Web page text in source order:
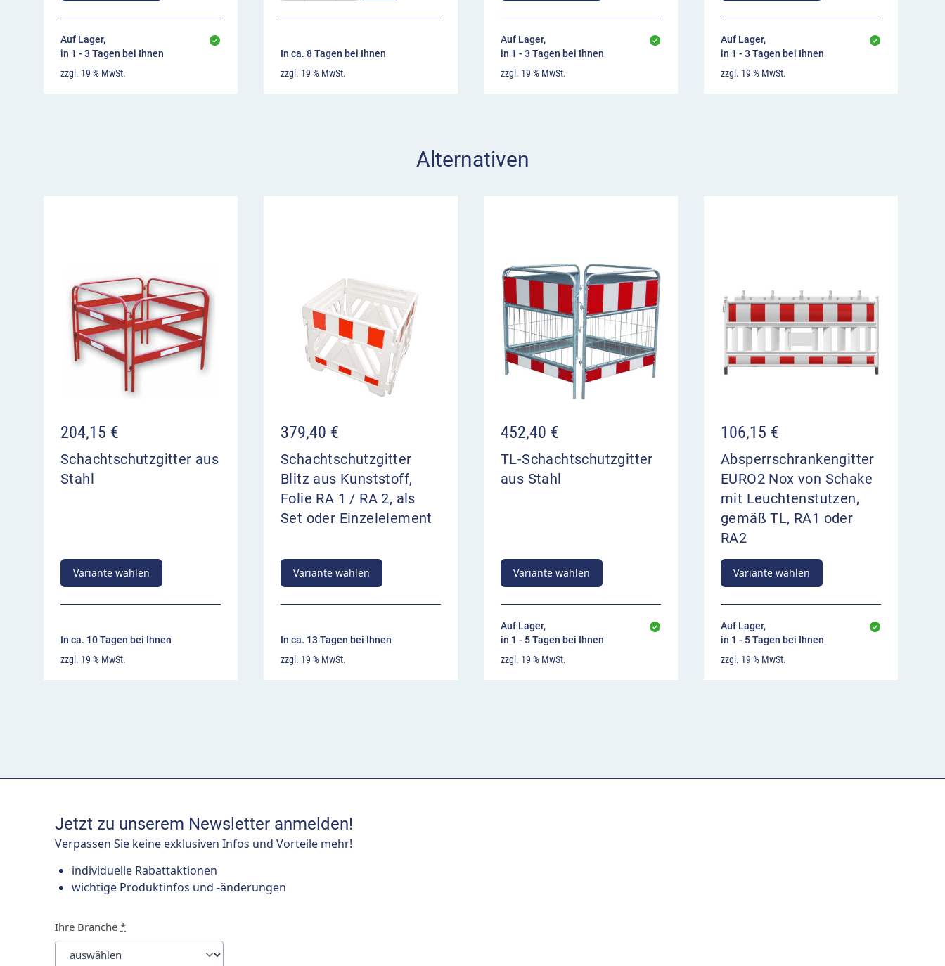
Auf Lager,
in 1 - 3 Tagen bei Ihnen
zzgl. 19 % MwSt.
In ca. 8 Tagen bei Ihnen
zzgl. 19 % MwSt.
Auf Lager,
in 1 - 3 Tagen bei Ihnen
zzgl. 19 % MwSt.
Auf Lager,
in 1 - 3 Tagen bei Ihnen
zzgl. 19 % MwSt.
Alternativen
204,15 €
Schachtschutzgitter aus
Stahl
Variante wählen
In ca. 10 Tagen bei Ihnen
zzgl. 19 % MwSt.
379,40 €
Schachtschutzgitter
Blitz aus Kunststoff,
Folie RA 1 / RA 2, als
Set oder Einzelelement
Variante wählen
In ca. 13 Tagen bei Ihnen
zzgl. 19 % MwSt.
452,40 €
TL-Schachtschutzgitter
aus Stahl
Variante wählen
Auf Lager,
in 1 - 5 Tagen bei Ihnen
zzgl. 19 % MwSt.
106,15 €
Absperrschrankengitter
EURO2 Nox von Schake
mit Leuchtenstutzen,
gemäß TL, RA1 oder
RA2
Variante wählen
Auf Lager,
in 1 - 5 Tagen bei Ihnen
zzgl. 19 % MwSt.
Jetzt zu unserem Newsletter anmelden!
Verpassen Sie keine exklusiven Infos und Vorteile mehr!
individuelle Rabattaktionen
wichtige Produktinfos und -änderungen
Ihre Branche *